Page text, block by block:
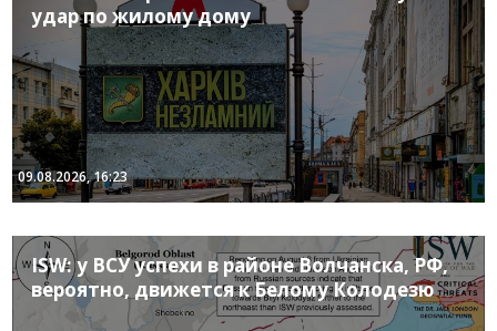
удар по жилому дому
09.08.2026, 16:23
ISW: у ВСУ успехи в районе Волчанска, РФ,
вероятно, движется к Белому Колодезю